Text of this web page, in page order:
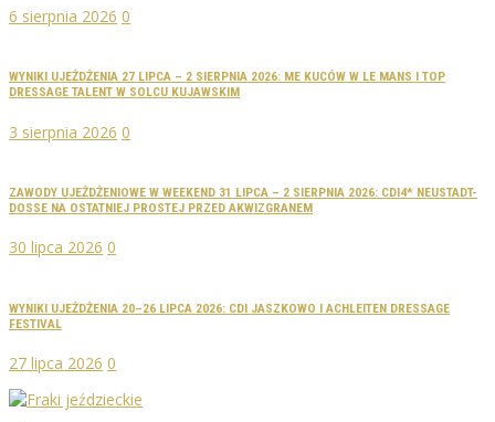
6 sierpnia 2026 0
WYNIKI UJEŻDŻENIA 27 LIPCA – 2 SIERPNIA 2026: ME KUCÓW W LE MANS I TOP
DRESSAGE TALENT W SOLCU KUJAWSKIM
3 sierpnia 2026 0
ZAWODY UJEŻDŻENIOWE W WEEKEND 31 LIPCA – 2 SIERPNIA 2026: CDI4* NEUSTADT-
DOSSE NA OSTATNIEJ PROSTEJ PRZED AKWIZGRANEM
30 lipca 2026 0
WYNIKI UJEŻDŻENIA 20–26 LIPCA 2026: CDI JASZKOWO I ACHLEITEN DRESSAGE
FESTIVAL
27 lipca 2026 0